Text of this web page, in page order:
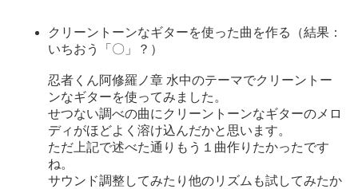
クリーントーンなギターを使った曲を作る（結果：
いちおう「〇」？）
忍者くん阿修羅ノ章 水中のテーマでクリーントー
ンなギターを使ってみました。
せつない調べの曲にクリーントーンなギターのメロ
ディがほどよく溶け込んだかと思います。
ただ上記で述べた通りもう１曲作りたかったです
ね。
サウンド調整してみたり他のリズムも試してみたか